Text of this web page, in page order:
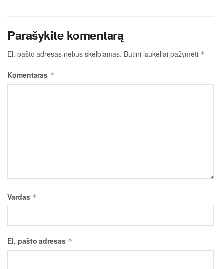
Parašykite komentarą
El. pašto adresas nebus skelbiamas. Būtini laukeliai pažymėti *
Komentaras *
Vardas *
El. pašto adresas *